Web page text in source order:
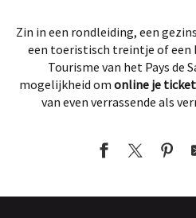
Zin in een rondleiding, een
een toeristisch treintje of een
Tourisme van het Pays de
mogelijkheid om online je ticket
van even verrassende als